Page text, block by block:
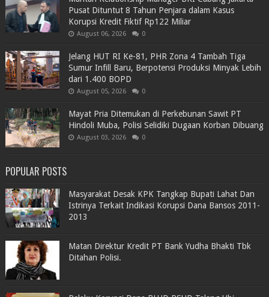
Pusat Dituntut 8 Tahun Penjara dalam Kasus
Korupsi Kredit Fiktif Rp122 Miliar
August 06, 2026 0
Jelang HUT RI Ke-81, PHR Zona 4 Tambah Tiga
Sumur Infill Baru, Berpotensi Produksi Minyak Lebih
dari 1.400 BOPD
August 05, 2026 0
Mayat Pria Ditemukan di Perkebunan Sawit PT
Hindoli Muba, Polisi Selidiki Dugaan Korban Dibuang
August 03, 2026 0
POPULAR POSTS
Masyarakat Desak KPK Tangkap Bupati Lahat Dan
Istrinya Terkait Indikasi Korupsi Dana Bansos 2011-
2013
Matan Direktur Kredit PT Bank Yudha Bhakti Tbk
Ditahan Polisi.